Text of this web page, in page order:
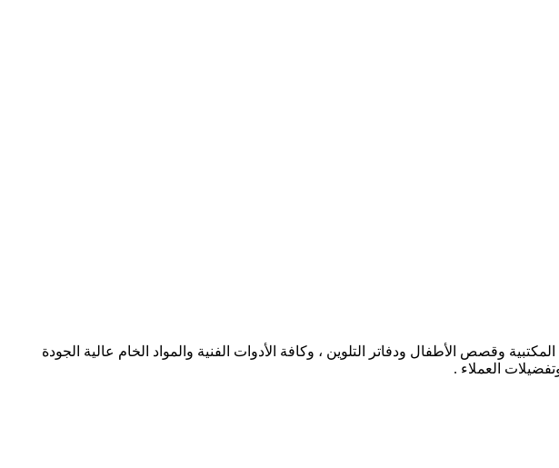
وقصص الأطفال ودفاتر التلوين ، وكافة الأدوات الفنية والمواد الخام عالية الجودة
العملاء .